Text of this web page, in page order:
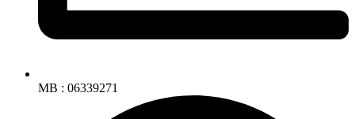
MB : 06339271